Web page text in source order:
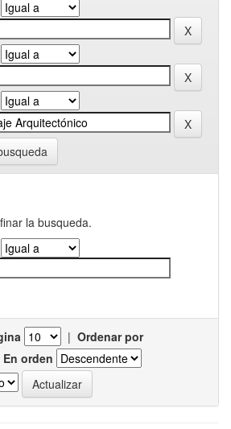
la busqueda.
| Ordenar por
En orden